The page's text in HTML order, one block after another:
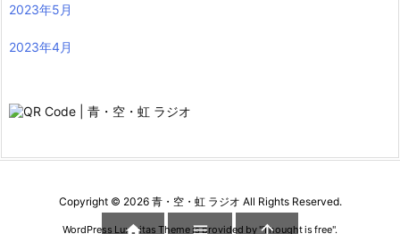
2023年5月
2023年4月
Copyright © 2026 青・空・虹 ラジオ All Rights Reserved.
WordPress Luxeritas Theme is provided by "Thought is free".
 